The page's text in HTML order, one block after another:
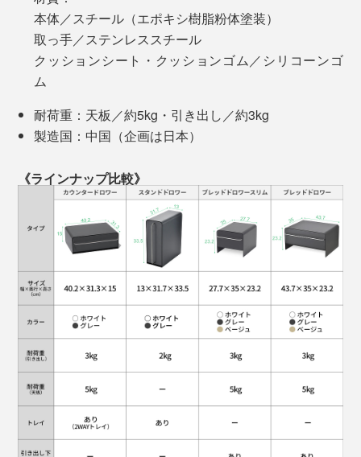
友達が来る時に、慌ててあちこちへつっ込む、のくり返
しでした。
そこに、『UtaU』はぴったり。私は「カウンタードロ
ワー」を愛用しています。
本体／スチール（エポキシ樹脂粉体塗装）
取っ手／ステンレススチール
クッションシート・クッションゴム／シリコーンゴ
ム
耐荷重：天板／約5kg・引き出し／約3kg
製造国：中国（企画は日本）
《ラインナップ比較》